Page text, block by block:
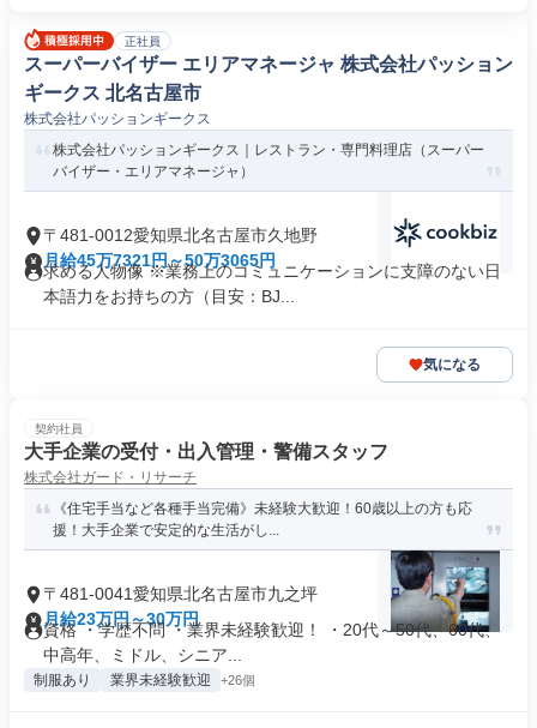
正社員
スーパーバイザー エリアマネージャ 株式会社パッション
ギークス 北名古屋市
株式会社パッションギークス
株式会社パッションギークス｜レストラン・専門料理店（スーパー
バイザー・エリアマネージャ）
〒481-0012愛知県北名古屋市久地野
月給45万7321円～50万3065円
求める人物像 ※業務上のコミュニケーションに支障のない日
本語力をお持ちの方（目安：BJ...
気になる
契約社員
大手企業の受付・出入管理・警備スタッフ
株式会社ガード・リサーチ
《住宅手当など各種手当完備》未経験大歓迎！60歳以上の方も応
援！大手企業で安定的な生活がし...
〒481-0041愛知県北名古屋市九之坪
月給23万円～30万円
資格 ・学歴不問 ・業界未経験歓迎！ ・20代～50代、60代、
中高年、ミドル、シニア...
制服あり 業界未経験歓迎 +26個